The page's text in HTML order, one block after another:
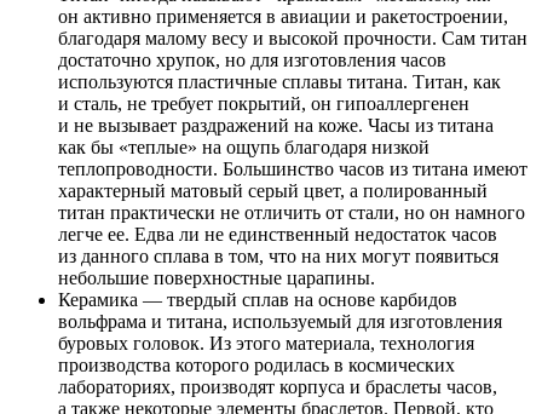
он активно применяется в авиации и ракетостроении,
благодаря малому весу и высокой прочности. Сам титан
достаточно хрупок, но для изготовления часов
используются пластичные сплавы титана. Титан, как
и сталь, не требует покрытий, он гипоаллергенен
и не вызывает раздражений на коже. Часы из титана
как бы «теплые» на ощупь благодаря низкой
теплопроводности. Большинство часов из титана имеют
характерный матовый серый цвет, а полированный
титан практически не отличить от стали, но он намного
легче ее. Едва ли не единственный недостаток часов
из данного сплава в том, что на них могут появиться
небольшие поверхностные царапины.
Керамика — твердый сплав на основе карбидов
вольфрама и титана, используемый для изготовления
буровых головок. Из этого материала, технология
производства которого родилась в космических
лабораториях, производят корпуса и браслеты часов,
а также некоторые элементы браслетов. Первой, кто